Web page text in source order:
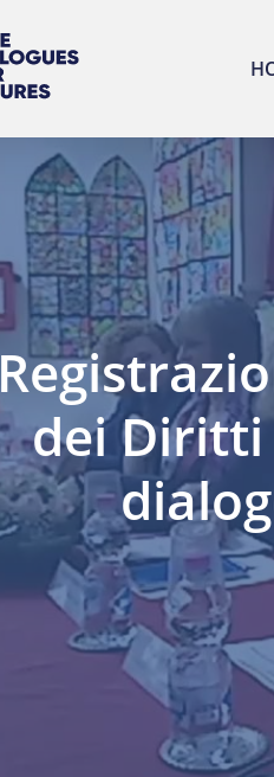
dei Diritti